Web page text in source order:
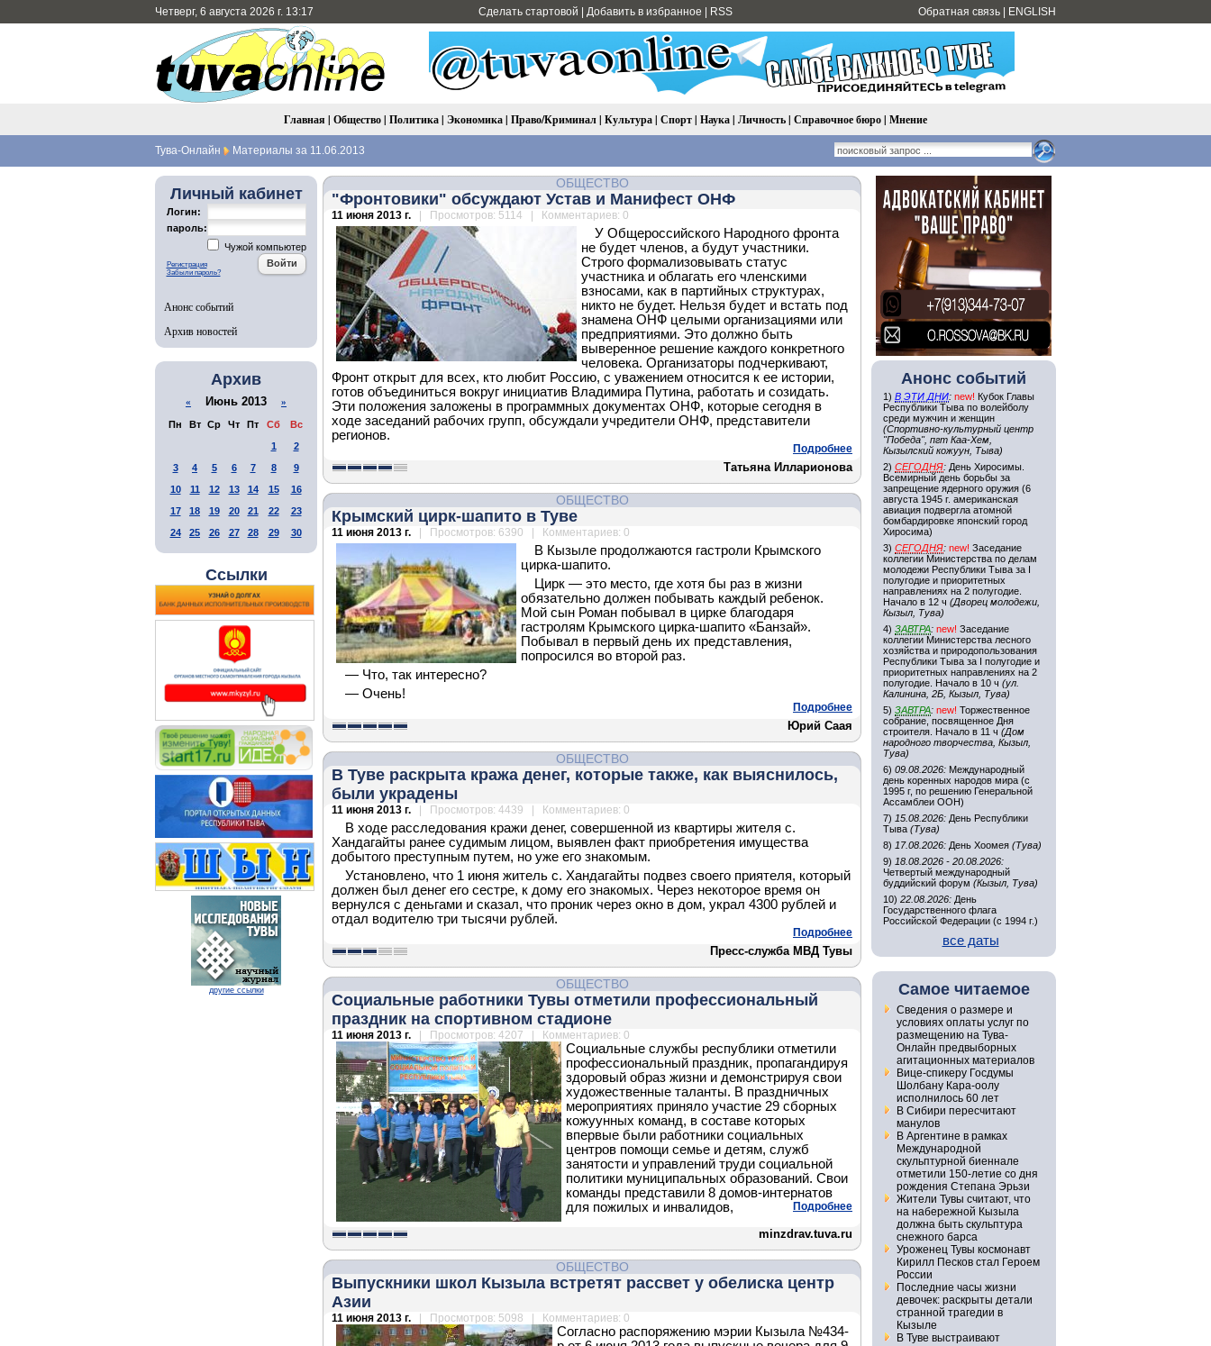
Четверг, 6 августа 2026 г. 13:17 Сделать стартовой Добавить в избранное RSS Обратная связь ENGLISH
Главная | Общество| Политика| Экономика| Право/Криминал| Культура| Спорт| Наука| Личность| Справочное бюро| Мнение
Тува-Онлайн Материалы за 11.06.2013
Личный кабинет
Логин:
пароль:
Чужой компьютер
Регистрация
Забыли пароль?
Анонс событий
Архив новостей
Архив
« Июнь 2013 »
Пн Вт Ср Чт Пт Сб
Вс
1
2
3
4 5 6 7 8
9
10
11 12 13 14 15
16
17
18 19 20 21 22
23
24
25 26 27 28 29 30
Ссылки
другие ссылки
ОБЩЕСТВО
"Фронтовики" обсуждают Устав и Манифест ОНФ
11 июня 2013 г. | Просмотров: 5114 | Комментариев: 0
У Общероссийского Народного фронта
не будет членов, а будут участники.
Строго формализовывать статус
участника и облагать его членскими
взносами, как в партийных структурах,
никто не будет. Нельзя будет и встать под
знамена ОНФ целыми организациями или
предприятиями. Это должно быть
выверенное решение каждого конкретного
человека. Организаторы подчеркивают,
Фронт открыт для всех, кто любит Россию, с уважением относится к ее истории,
готов объединиться вокруг инициатив Владимира Путина, работать и созидать.
Эти положения заложены в программных документах ОНФ, которые сегодня в
ходе заседаний рабочих групп, обсуждали учредители ОНФ, представители
регионов.
Подробнее
Татьяна Илларионова
ОБЩЕСТВО
Крымский цирк-шапито в Туве
11 июня 2013 г. | Просмотров: 6390 | Комментариев: 0
В Кызыле продолжаются гастроли Крымского
цирка-шапито.
Цирк — это место, где хотя бы раз в жизни
обязательно должен побывать каждый ребенок.
Мой сын Роман побывал в цирке благодаря
гастролям Крымского цирка-шапито «Банзай».
Побывал в первый день их представления,
попросился во второй раз.
— Что, так интересно?
— Очень!
Подробнее
Юрий Саая
ОБЩЕСТВО
В Туве раскрыта кража денег, которые также, как выяснилось,
были украдены
11 июня 2013 г. | Просмотров: 4439 | Комментариев: 0
В ходе расследования кражи денег, совершенной из квартиры жителя с.
Хандагайты ранее судимым лицом, выявлен факт приобретения имущества
добытого преступным путем, но уже его знакомым.
Установлено, что 1 июня житель с. Хандагайты подвез своего приятеля, который
должен был денег его сестре, к дому его знакомых. Через некоторое время он
вернулся с деньгами и сказал, что проник через окно в дом, украл 4300 рублей и
отдал водителю три тысячи рублей.
Подробнее
Пресс-служба МВД Тувы
ОБЩЕСТВО
Социальные работники Тувы отметили профессиональный
праздник на спортивном стадионе
11 июня 2013 г. | Просмотров: 4207 | Комментариев: 0
Социальные службы республики отметили
профессиональный праздник, пропагандируя
здоровый образ жизни и демонстрируя свои
художественные таланты. В праздничных
мероприятиях приняло участие 29 сборных
кожуунных команд, в составе которых
впервые были работники социальных
центров помощи семье и детям, служб
занятости и управлений труди социальной
политики муниципальных образований. Свои
команды представили 8 домов-интернатов
для пожилых и инвалидов,
Подробнее
minzdrav.tuva.ru
ОБЩЕСТВО
Выпускники школ Кызыла встретят рассвет у обелиска центр
Азии
11 июня 2013 г. | Просмотров: 5098 | Комментариев: 0
Согласно распоряжению мэрии Кызыла №434-
Анонс событий
1) В ЭТИ ДНИ: new! Кубок Главы
Республики Тыва по волейболу
среди мужчин и женщин
(Спортивно-культурный центр
"Победа", пгт Каа-Хем,
Кызылский кожуун, Тыва)
2) СЕГОДНЯ: День Хиросимы.
Всемирный день борьбы за
запрещение ядерного оружия (6
августа 1945 г. американская
авиация подвергла атомной
бомбардировке японский город
Хиросима)
3) СЕГОДНЯ: new! Заседание
коллегии Министерства по делам
молодежи Республики Тыва за I
полугодие и приоритетных
направлениях на 2 полугодие.
Начало в 12 ч (Дворец молодежи,
Кызыл, Тува)
4) ЗАВТРА: new! Заседание
коллегии Министерства лесного
хозяйства и природопользования
Республики Тыва за I полугодие и
приоритетных направлениях на 2
полугодие. Начало в 10 ч (ул.
Калинина, 2Б, Кызыл, Тува)
5) ЗАВТРА: new! Торжественное
собрание, посвященное Дня
строителя. Начало в 11 ч (Дом
народного творчества, Кызыл,
Тува)
6) 09.08.2026: Международный
день коренных народов мира (с
1995 г, по решению Генеральной
Ассамблеи ООН)
7) 15.08.2026: День Республики
Тыва (Тува)
8) 17.08.2026: День Хоомея (Тува)
9) 18.08.2026 - 20.08.2026:
Четвертый международный
буддийский форум (Кызыл, Тува)
10) 22.08.2026: День
Государственного флага
Российской Федерации (с 1994 г.)
все даты
Самое читаемое
Сведения о размере и
условиях оплаты услуг по
размещению на Тува-
Онлайн предвыборных
агитационных материалов
Вице-спикеру Госдумы
Шолбану Кара-оолу
исполнилось 60 лет
В Сибири пересчитают
манулов
В Аргентине в рамках
Международной
скульптурной биеннале
отметили 150-летие со дня
рождения Степана Эрьзи
Жители Тувы считают, что
на набережной Кызыла
должна быть скульптура
снежного барса
Уроженец Тувы космонавт
Кирилл Песков стал Героем
России
Последние часы жизни
девочек: раскрыты детали
странной трагедии в
Кызыле
В Туве выстраивают